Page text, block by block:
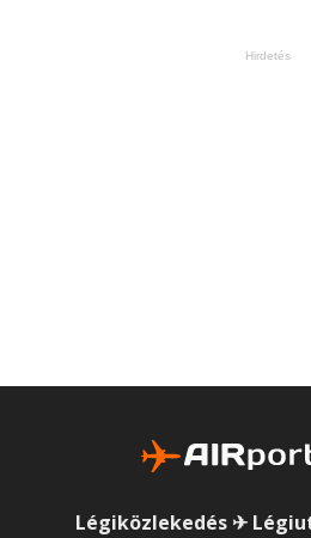
Hirdetés
Légiközlekedés ✈